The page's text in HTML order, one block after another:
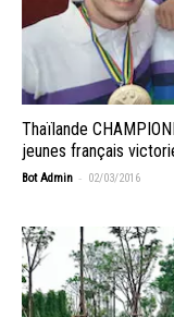
Thaïlande
jeunes français
Bot Admin - 02/03/2016